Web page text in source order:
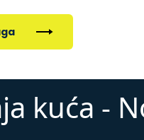
kuća -